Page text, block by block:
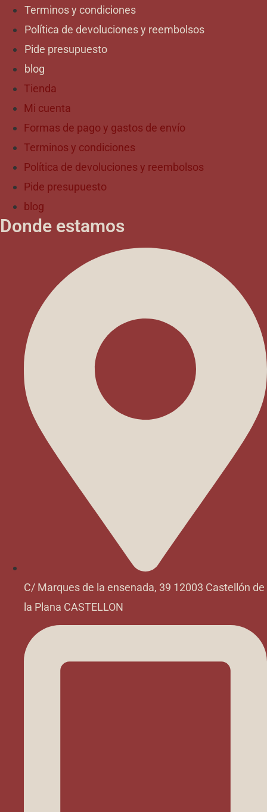
Terminos y condiciones
Política de devoluciones y reembolsos
Pide presupuesto
blog
Tienda
Mi cuenta
Formas de pago y gastos de envío
Terminos y condiciones
Política de devoluciones y reembolsos
Pide presupuesto
blog
Donde estamos
C/ Marques de la ensenada, 39 12003 Castellón de
la Plana CASTELLON